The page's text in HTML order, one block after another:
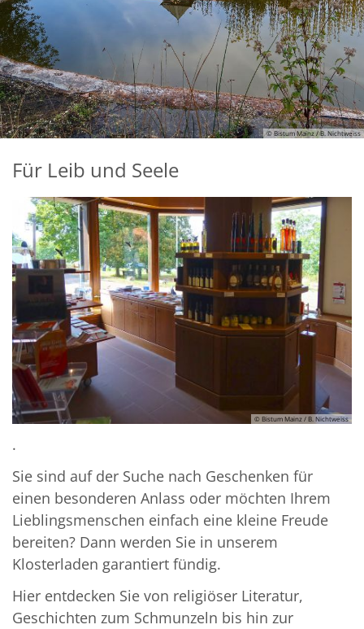
© Bistum Mainz / B. Nichtweiss
Für Leib und Seele
© Bistum Mainz / B. Nichtweiss
.
Sie sind auf der Suche nach Geschenken für
einen besonderen Anlass oder möchten Ihrem
Lieblingsmenschen einfach eine kleine Freude
bereiten? Dann werden Sie in unserem
Klosterladen garantiert fündig.
Hier entdecken Sie von religiöser Literatur,
Geschichten zum Schmunzeln bis hin zur